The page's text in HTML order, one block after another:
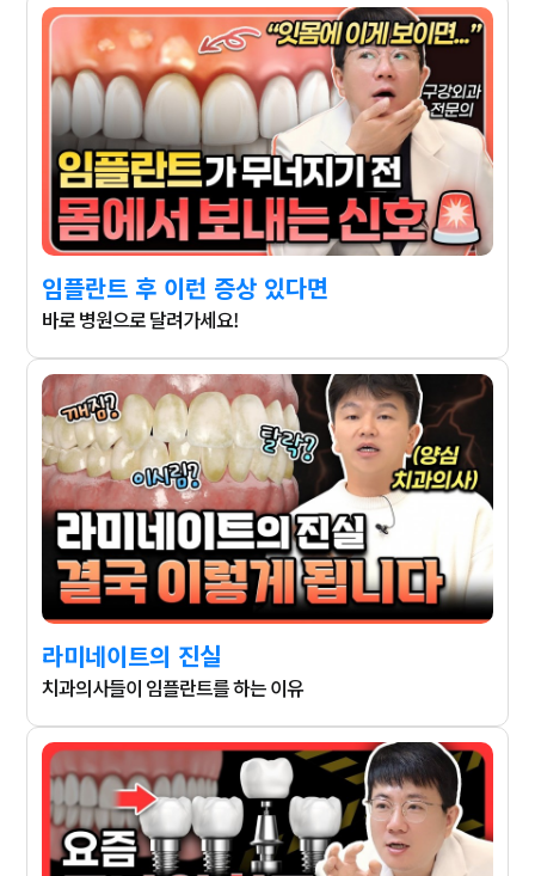
임플란트 후 이런 증상 있다면
바로 병원으로 달려가세요!
라미네이트의 진실
치과의사들이 임플란트를 하는 이유